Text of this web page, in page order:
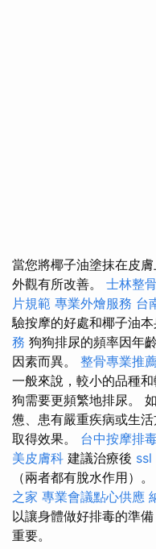
當您將椰子油塗抹在皮
外觀有所改善。 士林整
片規範 專業外燴服務 台
驗按摩的好處和椰子油
務 狗狗排尿的頻率因年
因素而異。 整骨專業推
一般來說，較小的品種
狗需要更頻繁地排尿。
憊、患有嚴重疾病或生
取得效果。 台中按摩排
美皮膚科 建議治療後 ssl
（兩者都有脫水作用）。
之家 專業會議點心供應
以讓身體做好排毒的準
重要。